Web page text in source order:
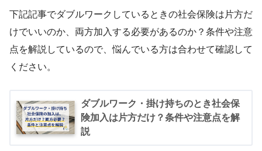
下記記事でダブルワークしているときの社会保険は片方だ
けでいいのか、両方加入する必要があるのか？条件や注意
点を解説しているので、悩んでいる方は合わせて確認して
ください。
ダブルワーク・掛け持ちのとき社会保
険加入は片方だけ？条件や注意点を解
説